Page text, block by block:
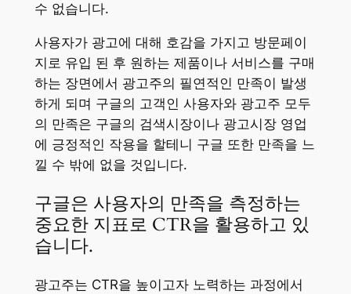
수 없습니다.
사용자가 광고에 대해 호감을 가지고 방문페이
지로 유입 된 후 원하는 제품이나 서비스를 구매
하는 장면에서 광고주의 필연적인 만족이 발생
하게 되며 구글의 고객인 사용자와 광고주 모두
의 만족은 구글의 검색시장이나 광고시장 영업
에 긍정적인 작용을 할테니 구글 또한 만족을 느
낄 수 밖에 없을 것입니다.
구글은 사용자의 만족을 측정하는
중요한 지표로 CTR을 활용하고 있
습니다.
광고주는 CTR을 높이고자 노력하는 과정에서